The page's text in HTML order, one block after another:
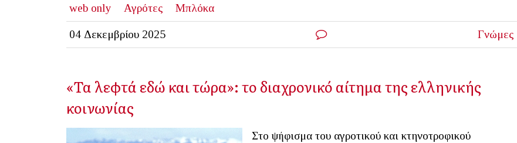
web only
Αγρότες Μπλόκα
04 Δεκεμβρίου 2025 Γνώμες
«Τα λεφτά εδώ και τώρα»: το διαχρονικό αίτημα της ελληνικής
κοινωνίας
Στο ψήφισμα του αγροτικού και κτηνοτροφικού